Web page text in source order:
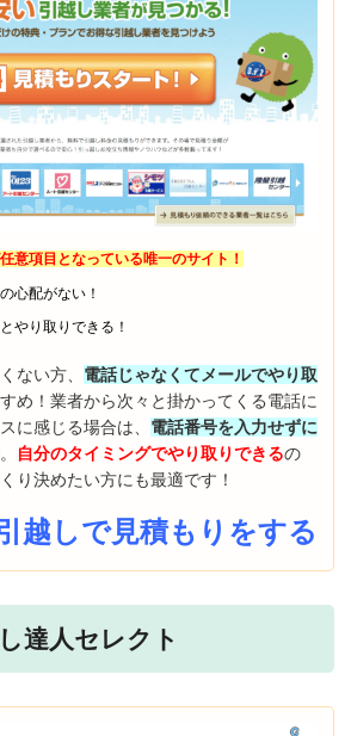
意項目となっている唯一のサイト！
心配がない！
やり取りできる！
ない方、 電話じゃなくてメールでやり取
め！業者から次々と掛かってくる電話に
に感じる場合は、 電話番号を入力せずに
。 自分のタイミングでやり取りできるの
り決めたい方にも最適です！
越しで見積もりをする
達人セレクト